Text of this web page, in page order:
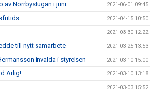
av Norrbystugan i juni 2021-06-01 09:45
2021-04-15 10:50
2021-03-30 12:22
till nytt samarbete 2021-03-25 13:53
invalda i styrelsen 2021-03-10 15:00
Ärlig! 2021-03-10 13:18
2021-03-03 15:52